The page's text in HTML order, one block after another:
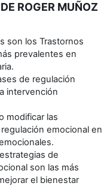
ROGER MUÑOZ
son los Trastornos
prevalentes en
de regulación
intervención
modificar las
emocional en
de
son las más
el bienestar